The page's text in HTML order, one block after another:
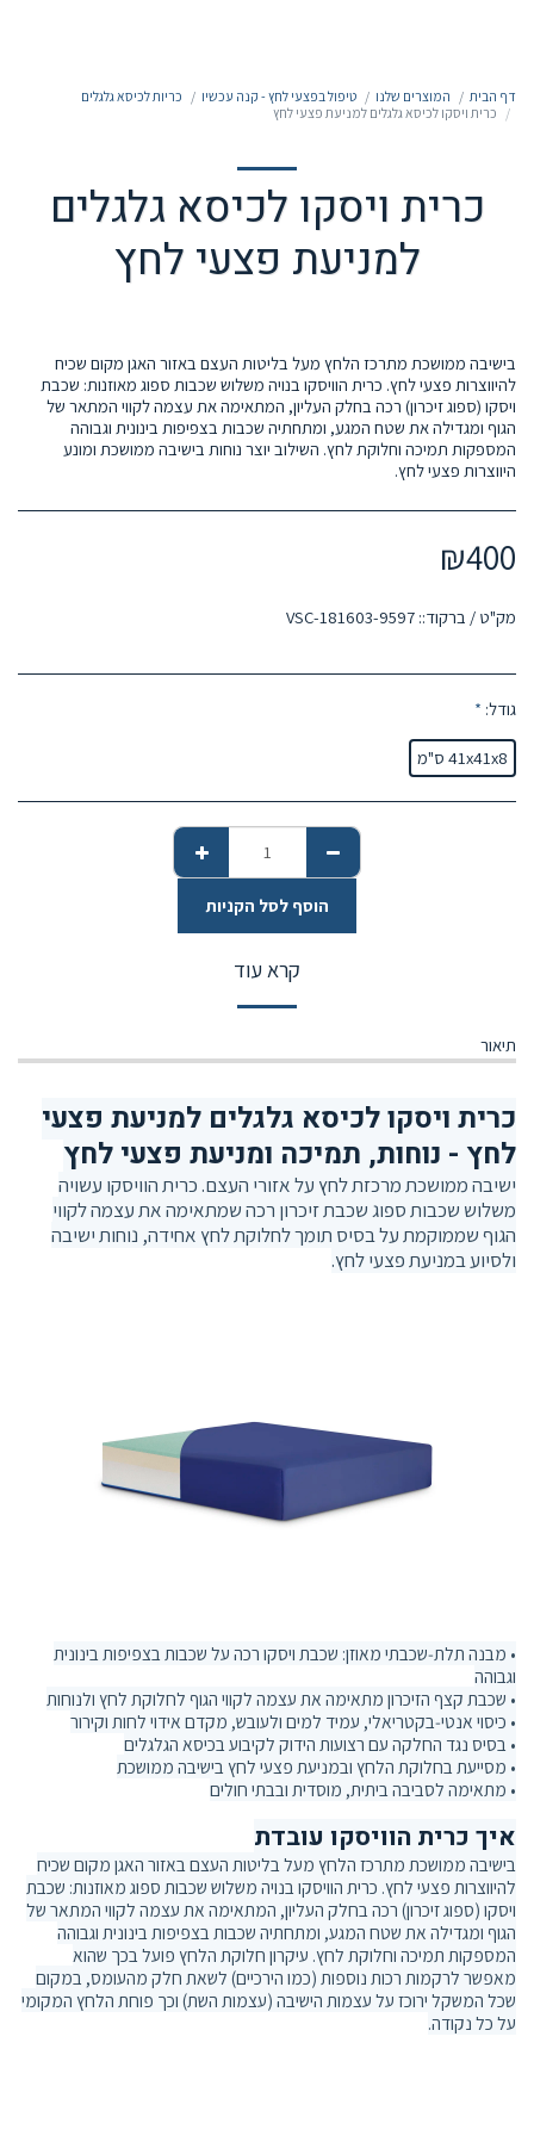
דף הבית המוצרים שלנו טיפול בפצעי לחץ - קנה עכשיו
כריות לכיסא גלגלים
כרית ויסקו לכיסא גלגלים למניעת פצעי לחץ
כרית ויסקו לכיסא גלגלים
למניעת פצעי לחץ
בישיבה ממושכת מתרכז הלחץ מעל בליטות העצם באזור האגן מקום שכיח
להיווצרות פצעי לחץ. כרית הוויסקו בנויה משלוש שכבות ספוג מאוזנות: שכבת
ויסקו (ספוג זיכרון) רכה בחלק העליון, המתאימה את עצמה לקווי המתאר של
הגוף ומגדילה את שטח המגע, ומתחתיה שכבות בצפיפות בינונית וגבוהה
המספקות תמיכה וחלוקת לחץ. השילוב יוצר נוחות בישיבה ממושכת ומונע
היווצרות פצעי לחץ.
₪400
מק"ט / ברקוד::9597-VSC-181603
גודל:*
41x41x8 ס"מ
הוסף לסל הקניות
קרא עוד
תיאור
כרית ויסקו לכיסא גלגלים למניעת פצעי
לחץ - נוחות, תמיכה ומניעת פצעי לחץ
ישיבה ממושכת מרכזת לחץ על אזורי העצם. כרית הוויסקו עשויה
משלוש שכבות ספוג שכבת זיכרון רכה שמתאימה את עצמה לקווי
הגוף שממוקמת על בסיס תומך לחלוקת לחץ אחידה, נוחות ישיבה
ולסיוע במניעת פצעי לחץ.
• מבנה תלת‑שכבתי מאוזן: שכבת ויסקו רכה על שכבות בצפיפות בינונית
וגבוהה
• שכבת קצף הזיכרון מתאימה את עצמה לקווי הגוף לחלוקת לחץ ולנוחות
• כיסוי אנטי‑בקטריאלי, עמיד למים ולעובש, מקדם אידוי לחות וקירור
• בסיס נגד החלקה עם רצועות הידוק לקיבוע בכיסא הגלגלים
• מסייעת בחלוקת הלחץ ובמניעת פצעי לחץ בישיבה ממושכת
• מתאימה לסביבה ביתית, מוסדית ובבתי חולים
איך כרית הוויסקו עובדת
בישיבה ממושכת מתרכז הלחץ מעל בליטות העצם באזור האגן מקום שכיח
להיווצרות פצעי לחץ. כרית הוויסקו בנויה משלוש שכבות ספוג מאוזנות: שכבת
ויסקו (ספוג זיכרון) רכה בחלק העליון, המתאימה את עצמה לקווי המתאר של
הגוף ומגדילה את שטח המגע, ומתחתיה שכבות בצפיפות בינונית וגבוהה
המספקות תמיכה וחלוקת לחץ. עיקרון חלוקת הלחץ פועל בכך שהוא
מאפשר לרקמות רכות נוספות (כמו הירכיים) לשאת חלק מהעומס, במקום
שכל המשקל ירוכז על עצמות הישיבה (עצמות השת) וכך פוחת הלחץ המקומי
על כל נקודה.